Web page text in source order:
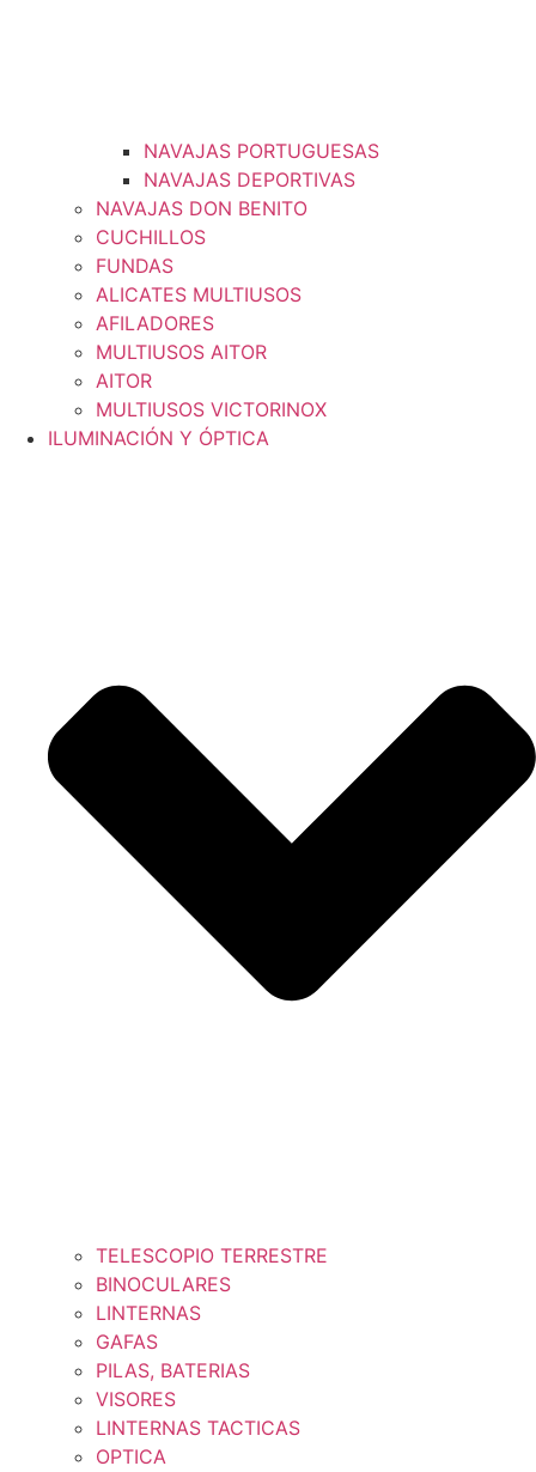
NAVAJAS PORTUGUESAS
NAVAJAS DEPORTIVAS
NAVAJAS DON BENITO
CUCHILLOS
FUNDAS
ALICATES MULTIUSOS
AFILADORES
MULTIUSOS AITOR
AITOR
MULTIUSOS VICTORINOX
ILUMINACIÓN Y ÓPTICA
TELESCOPIO TERRESTRE
BINOCULARES
LINTERNAS
GAFAS
PILAS, BATERIAS
VISORES
LINTERNAS TACTICAS
OPTICA